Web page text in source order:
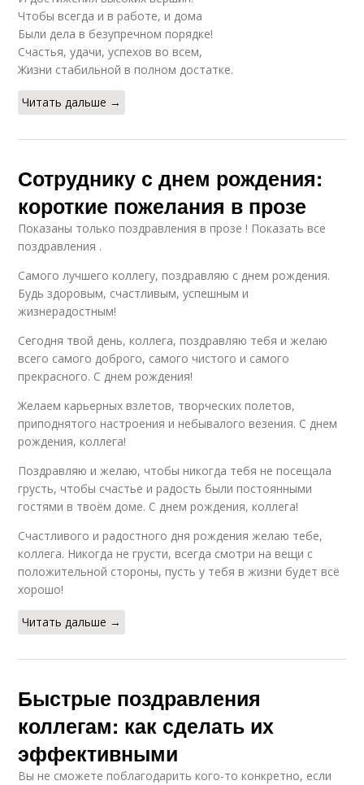
Чтобы всегда и в работе, и дома
Были дела в безупречном порядке!
Счастья, удачи, успехов во всем,
Жизни стабильной в полном достатке.
Читать дальше →
Сотруднику с днем рождения:
короткие пожелания в прозе
Показаны только поздравления в прозе ! Показать все
поздравления .
Самого лучшего коллегу, поздравляю с днем рождения.
Будь здоровым, счастливым, успешным и
жизнерадостным!
Сегодня твой день, коллега, поздравляю тебя и желаю
всего самого доброго, самого чистого и самого
прекрасного. С днем рождения!
Желаем карьерных взлетов, творческих полетов,
приподнятого настроения и небывалого везения. С днем
рождения, коллега!
Поздравляю и желаю, чтобы никогда тебя не посещала
грусть, чтобы счастье и радость были постоянными
гостями в твоём доме. С днем рождения, коллега!
Счастливого и радостного дня рождения желаю тебе,
коллега. Никогда не грусти, всегда смотри на вещи с
положительной стороны, пусть у тебя в жизни будет всё
хорошо!
Читать дальше →
Быстрые поздравления
коллегам: как сделать их
эффективными
Вы не сможете поблагодарить кого-то конкретно, если